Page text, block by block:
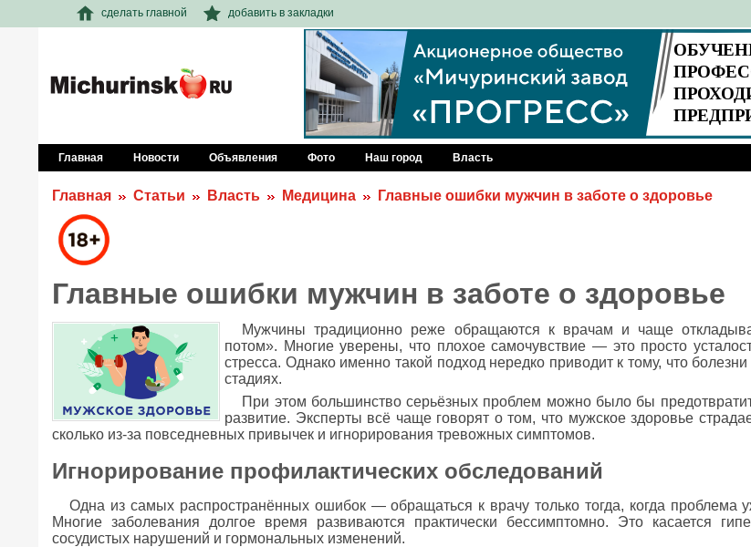
сделать главной добавить в закладки
Главная Новости Объявления Фото Наш город Власть
Главная Статьи Власть Медицина Главные ошибки мужчин в заботе о здоровье
Главные ошибки мужчин в заботе о здоровье
Мужчины традиционно реже обращаются к врачам и чаще
потом». Многие уверены, что плохое самочувствие — это просто
стресса. Однако именно такой подход нередко приводит к тому, что
стадиях.
При этом большинство серьёзных проблем можно было бы
развитие. Эксперты всё чаще говорят о том, что мужское здоровье
сколько из-за повседневных привычек и игнорирования тревожных симптомов.
Игнорирование профилактических обследований
Одна из самых распространённых ошибок — обращаться к врачу только тогда, когда проблема
Многие заболевания долгое время развиваются практически бессимптомно. Это касается
сосудистых нарушений и гормональных изменений.